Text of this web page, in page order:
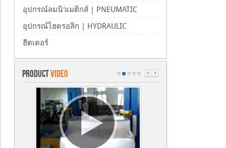
อุปกรณ์ลมนิวเมติกส์ | PNEUMATIC
อุปกรณ์ไฮดรอลิก | HYDRAULIC
ฮีตเตอร์
PRODUCTVIDEO